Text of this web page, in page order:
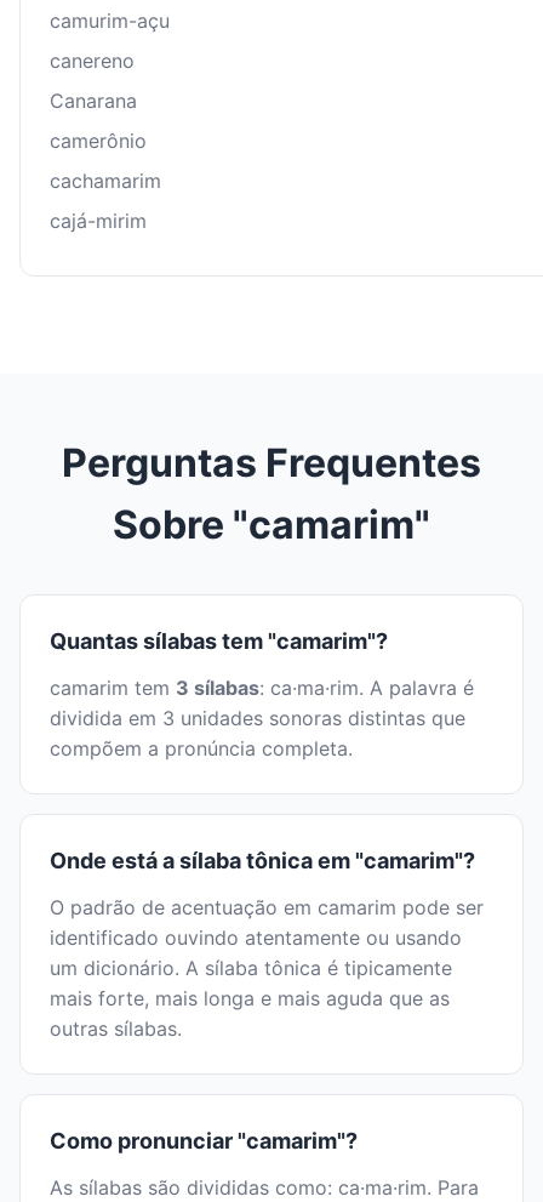
camurim-açu
canereno
Canarana
camerônio
cachamarim
cajá-mirim
Perguntas Frequentes
Sobre "camarim"
Quantas sílabas tem "camarim"?
camarim tem 3 sílabas: ca·ma·rim. A palavra é
dividida em 3 unidades sonoras distintas que
compõem a pronúncia completa.
Onde está a sílaba tônica em "camarim"?
O padrão de acentuação em camarim pode ser
identificado ouvindo atentamente ou usando
um dicionário. A sílaba tônica é tipicamente
mais forte, mais longa e mais aguda que as
outras sílabas.
Como pronunciar "camarim"?
As sílabas são divididas como: ca·ma·rim. Para